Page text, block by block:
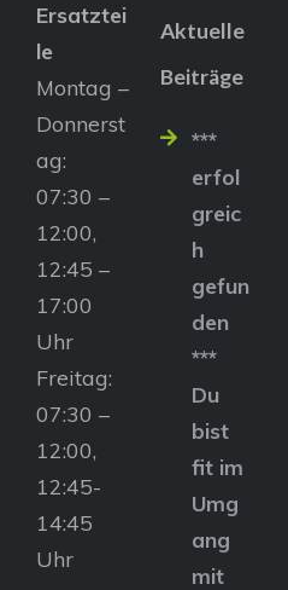
Ersatztei
le
Montag –
Donnerst
ag:
07:30 –
12:00,
12:45 –
17:00
Uhr
Freitag:
07:30 –
12:00,
12:45-
14:45
Uhr
Aktuelle
Beiträge
***
erfol
greic
h
gefun
den
***
Du
bist
fit im
Umg
ang
mit